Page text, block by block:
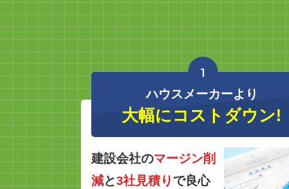
1
ハウスメーカーより
大幅にコストダウン!
建設会社のマージン削
減と3社見積り で良心